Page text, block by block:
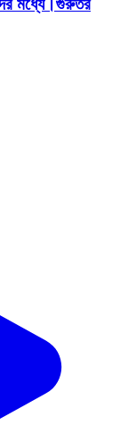
মধ্যে।গুরুতর